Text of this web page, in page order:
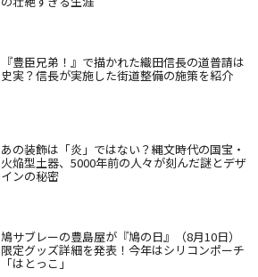
『豊臣兄弟！』で描かれた織田信長の道普請は
史実？信長が実施した街道整備の施策を紹介
あの装飾は「炎」ではない？縄文時代の国宝・
火焔型土器、5000年前の人々が刻んだ謎とデザ
インの秘密
鳩サブレーの豊島屋が『鳩の日』（8月10日）
限定グッズ詳細を発表！今年はシリコンポーチ
「はとっこ」